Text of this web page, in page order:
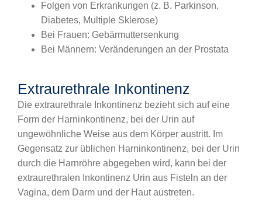
Folgen von Erkrankungen (z. B. Parkinson,
Diabetes, Multiple Sklerose)
Bei Frauen: Gebärmuttersenkung
Bei Männern: Veränderungen an der Prostata
Extraurethrale Inkontinenz
Die extraurethrale Inkontinenz bezieht sich auf eine
Form der Harninkontinenz, bei der Urin auf
ungewöhnliche Weise aus dem Körper austritt. Im
Gegensatz zur üblichen Harninkontinenz, bei der Urin
durch die Harnröhre abgegeben wird, kann bei der
extraurethralen Inkontinenz Urin aus Fisteln an der
Vagina, dem Darm und der Haut austreten.